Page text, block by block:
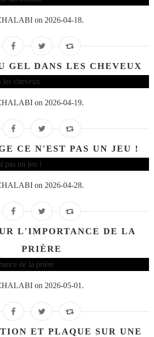
on 2026-04-18.
GEL DANS LES CHEVEUX
on 2026-04-19.
CE N'EST PAS UN JEU !
on 2026-04-28.
L'IMPORTANCE DE LA
PRIÈRE
on 2026-05-01.
ET PLAQUE SUR UNE